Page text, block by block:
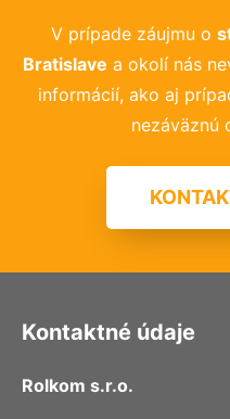
V prípade záujmu o
Bratislave a okolí nás
informácií, ako aj
nezáväznú
Kontaktné údaje
Rolkom s.r.o.